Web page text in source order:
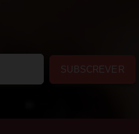
SUBSCREVER